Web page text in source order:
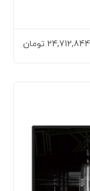
24,712,844 تومان